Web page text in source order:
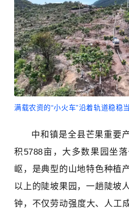
满载农资的“小火车”沿着轨道稳稳
中和镇是全县芒果重要
积5788亩，大多数果园坐
岖，是典型的山地特色种植
以上的陡坡果园，一趟陡坡
钟，不仅劳动强度大、人工